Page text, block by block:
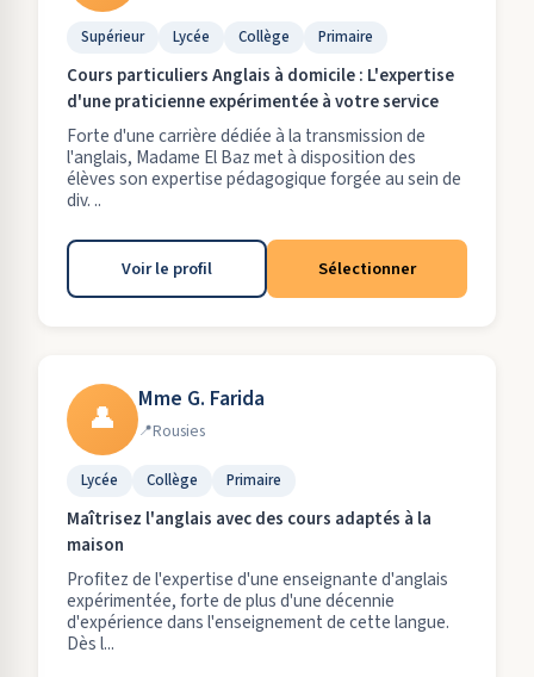
Supérieur Lycée Collège Primaire
Cours particuliers Anglais à domicile : L'expertise
d'une praticienne expérimentée à votre service
Forte d'une carrière dédiée à la transmission de
l'anglais, Madame El Baz met à disposition des
élèves son expertise pédagogique forgée au sein de
div. ..
Voir le profil Sélectionner
👤 Mme G. Farida
Rousies
Lycée Collège Primaire
Maîtrisez l'anglais avec des cours adaptés à la
maison
Profitez de l'expertise d'une enseignante d'anglais
expérimentée, forte de plus d'une décennie
d'expérience dans l'enseignement de cette langue.
Dès l...